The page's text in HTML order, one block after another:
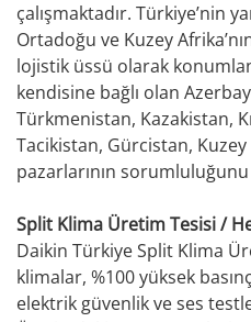
çalışmaktadır. Türkiye’nin
Ortadoğu ve Kuzey
lojistik üssü olarak
kendisine bağlı olan
Türkmenistan, Kazakistan,
Tacikistan, Gürcistan,
pazarlarının
Split Klima Üretim Tesisi /
Daikin Türkiye Split Klima
klimalar, %100 yüksek
elektrik güvenlik ve ses